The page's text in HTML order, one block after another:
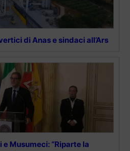
di Anas e sindaci all’Ars
Musumeci: “Riparte la